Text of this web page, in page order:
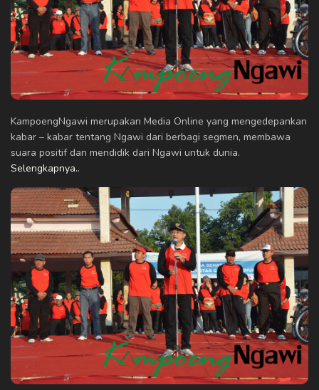
KampoengNgawi merupakan Media Online yang mengedepankan
kabar – kabar tentang Ngawi dari berbagi segmen, membawa
suara positif dan mendidik dari Ngawi untuk dunia.
Selengkapnya..